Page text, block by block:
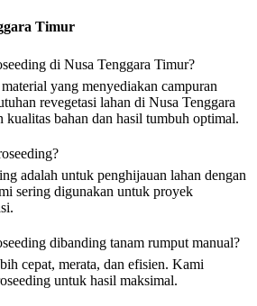
Timur
di Nusa Tenggara Timur?
yang menyediakan campuran
revegetasi lahan di Nusa Tenggara
bahan dan hasil tumbuh optimal.
adalah untuk penghijauan lahan dengan
sering digunakan untuk proyek
dibanding tanam rumput manual?
cepat, merata, dan efisien. Kami
untuk hasil maksimal.